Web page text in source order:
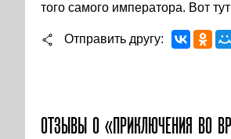
того самого императора. Вот
Отправить другу
ОТЗЫВЫ О «ПРИКЛЮЧЕНИЯ ВО